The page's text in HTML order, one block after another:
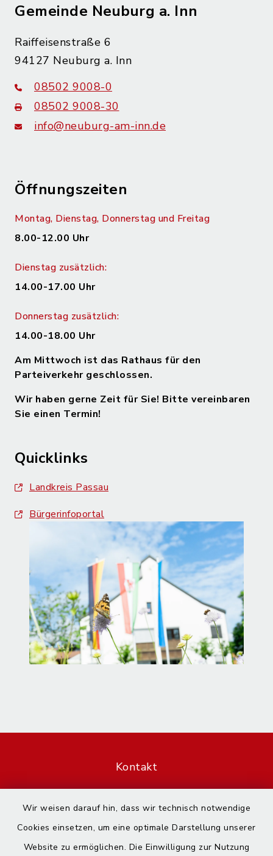
Wir weisen darauf hin, dass wir technisch notwendige
Cookies einsetzen, um eine optimale Darstellung unserer
Website zu ermöglichen. Die Einwilligung zur Nutzung
Gemeinde Neuburg a. Inn
Raiffeisenstraße 6
94127 Neuburg a. Inn
08502 9008-0
08502 9008-30
info@neuburg-am-inn.de
Öffnungszeiten
Montag, Dienstag, Donnerstag und Freitag
8.00-12.00 Uhr
Dienstag zusätzlich:
14.00-17.00 Uhr
Donnerstag zusätzlich:
14.00-18.00 Uhr
Am Mittwoch ist das Rathaus für den
Parteiverkehr geschlossen.
Wir haben gerne Zeit für Sie! Bitte vereinbaren
Sie einen Termin!
Quicklinks
Landkreis Passau
Bürgerinfoportal
Kontakt
Datenschutz